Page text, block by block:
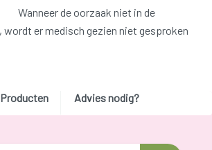
Wanneer de oorzaak niet in de
wordt er medisch gezien niet gesproken
Producten Advies nodig?